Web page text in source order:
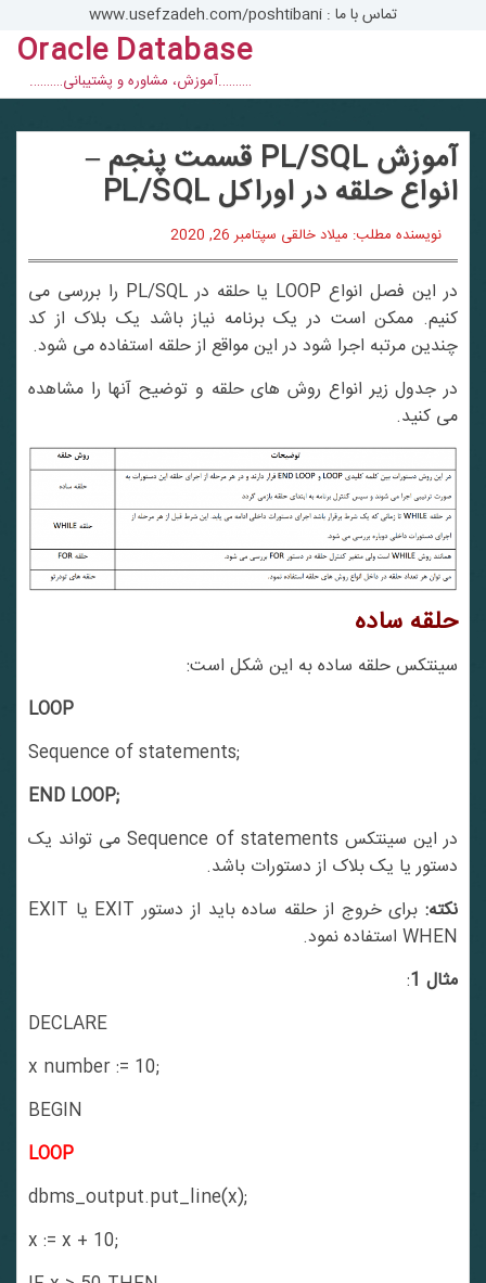
تماس با ما : www.usefzadeh.com/poshtibani
Oracle Database
……….آموزش، مشاوره و پشتیبانی……….
آموزش PL/SQL قسمت پنجم –
انواع حلقه در اوراکل PL/SQL
نویسنده مطلب: میلاد خالقیسپتامبر 26, 2020
در این فصل انواع LOOP یا حلقه در PL/SQL را بررسی می
کنیم. ممکن است در یک برنامه نیاز باشد یک بلاک از کد
چندین مرتبه اجرا شود در این مواقع از حلقه استفاده می شود.
در جدول زیر انواع روش های حلقه و توضیح آنها را مشاهده
می کنید.
حلقه ساده
سینتکس حلقه ساده به این شکل است:
LOOP
Sequence of statements;
END LOOP;
در این سینتکس Sequence of statements می تواند یک
دستور یا یک بلاک از دستورات باشد.
نکته:
برای خروج از حلقه ساده باید از دستور EXIT یا EXIT
WHEN استفاده نمود.
مثال 1 :
DECLARE
x number := 10;
BEGIN
LOOP
dbms_output.put_line(x);
x := x + 10;